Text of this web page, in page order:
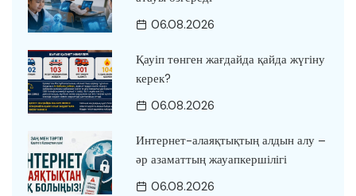
06.08.2026
Қауіп төнген жағдайда қайда жүгіну
керек?
06.08.2026
Интернет-алаяқтықтың алдын алу –
әр азаматтың жауапкершілігі
06.08.2026